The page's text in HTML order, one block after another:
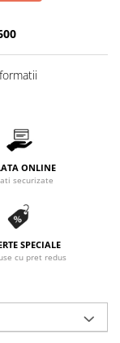
ONLINE
securizate
SPECIALE
cu pret redus